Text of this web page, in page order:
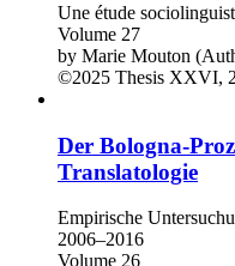
Une étude
Volume 27
by Marie Mouton
©2025 Thesis XXVI,
Der Bologna-
Translatologie
Empirische
2006–2016
Volume 26